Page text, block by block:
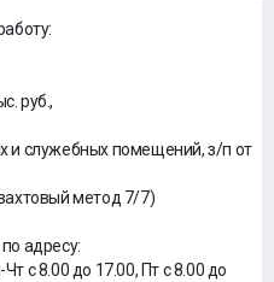
руб.,
и служебных помещений, з/п от
метод 7/7)
адресу:
с 8.00 до 17.00, Пт с 8.00 до